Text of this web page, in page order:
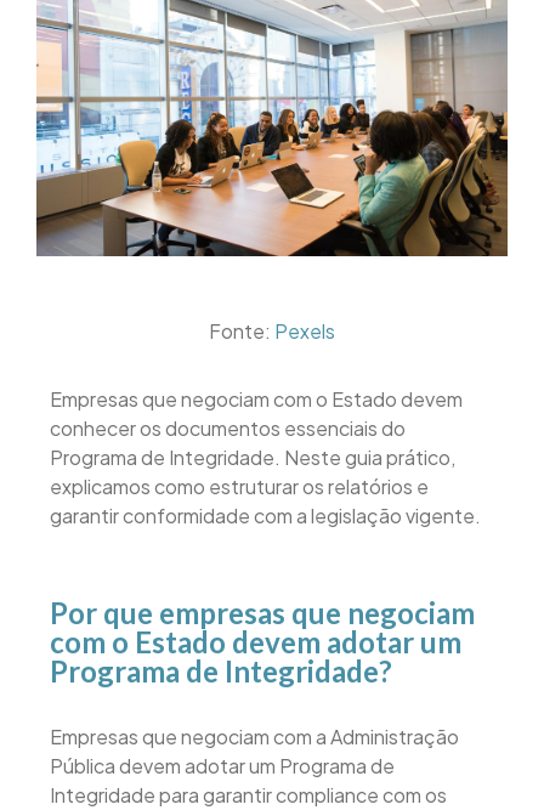
Fonte: Pexels
Empresas que negociam com o Estado devem
conhecer os documentos essenciais do
Programa de Integridade. Neste guia prático,
explicamos como estruturar os relatórios e
garantir conformidade com a legislação vigente.
Por que empresas que negociam
com o Estado devem adotar um
Programa de Integridade?
Empresas que negociam com a Administração
Pública devem adotar um Programa de
Integridade para garantir compliance com os